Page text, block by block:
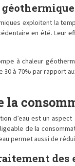
exploitent la
en été. Leur
à chaleur
à 70% par rapport
d’eau est un
de la
permet aussi de
des